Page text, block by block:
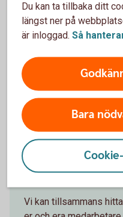
Vi erbjuder råd och
dig och ditt företag –
sparande, pension
Kontakta oss på
rådgivare
dina anställda
Vi kan tillsammans
Du kan ta tillbaka ditt
längst ner på
är inloggad. Så
Bara